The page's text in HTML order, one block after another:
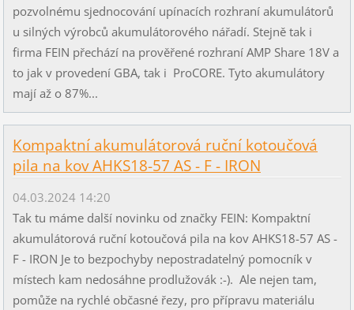
pozvolnému sjednocování upínacích rozhraní akumulátorů
u silných výrobců akumulátorového nářadí. Stejně tak i
firma FEIN přechází na prověřené rozhraní AMP Share 18V a
to jak v provedení GBA, tak i ProCORE. Tyto akumulátory
mají až o 87%...
Kompaktní akumulátorová ruční kotoučová
pila na kov AHKS18-57 AS - F - IRON
04.03.2024 14:20
Tak tu máme další novinku od značky FEIN: Kompaktní
akumulátorová ruční kotoučová pila na kov AHKS18-57 AS -
F - IRON Je to bezpochyby nepostradatelný pomocník v
místech kam nedosáhne prodlužovák :-). Ale nejen tam,
pomůže na rychlé občasné řezy, pro přípravu materiálu